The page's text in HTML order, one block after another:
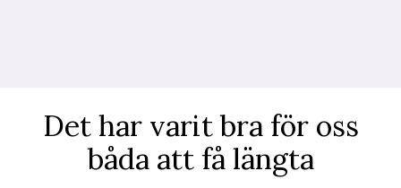
Det har varit bra för oss
båda att få längta